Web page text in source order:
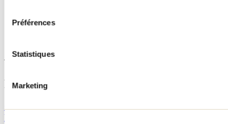
Préférences
Statistiques
Marketing
Tourisme Lanaudière www.lanaudiere.ca
Publications reliées
Quoi faire dans Lanaudière pendant les vacances de
la construction